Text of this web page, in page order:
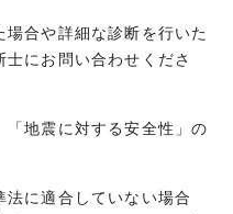
合や詳細な診断を行いた
にお問い合わせくださ
地震に対する安全性」の
に適合していない場合